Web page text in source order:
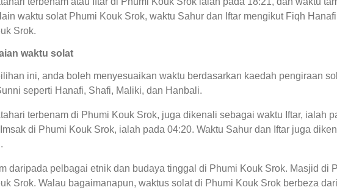
waktu solat Phumi Kouk Srok, waktu Sahur dan Iftar mengikut Fiqh
Srok.
waktu solat
ini, anda boleh menyesuaikan waktu berdasarkan kaedah pengiraan
seperti Hanafi, Shafi, Maliki, dan Hanbali.
terbenam di Phumi Kouk Srok, juga dikenali sebagai waktu Iftar, ialah
di Phumi Kouk Srok, ialah pada 04:20. Waktu Sahur dan Iftar juga
daripada pelbagai etnik dan budaya tinggal di Phumi Kouk Srok. Masjid di
Srok. Walau bagaimanapun, waktus solat di Phumi Kouk Srok berbeza